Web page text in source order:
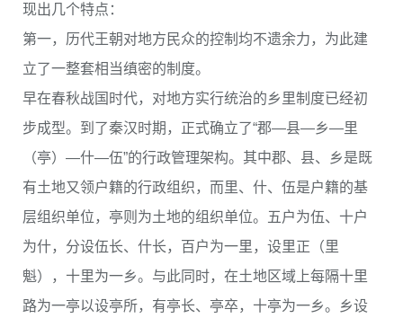
现出几个特点：
第一，历代王朝对地方民众的控制均不遗余力，为此建
立了一整套相当缜密的制度。
早在春秋战国时代，对地方实行统治的乡里制度已经初
步成型。到了秦汉时期，正式确立了“郡—县—乡—里
（亭）—什—伍”的行政管理架构。其中郡、县、乡是既
有土地又领户籍的行政组织，而里、什、伍是户籍的基
层组织单位，亭则为土地的组织单位。五户为伍、十户
为什，分设伍长、什长，百户为一里，设里正（里
魁），十里为一乡。与此同时，在土地区域上每隔十里
路为一亭以设亭所，有亭长、亭卒，十亭为一乡。乡设